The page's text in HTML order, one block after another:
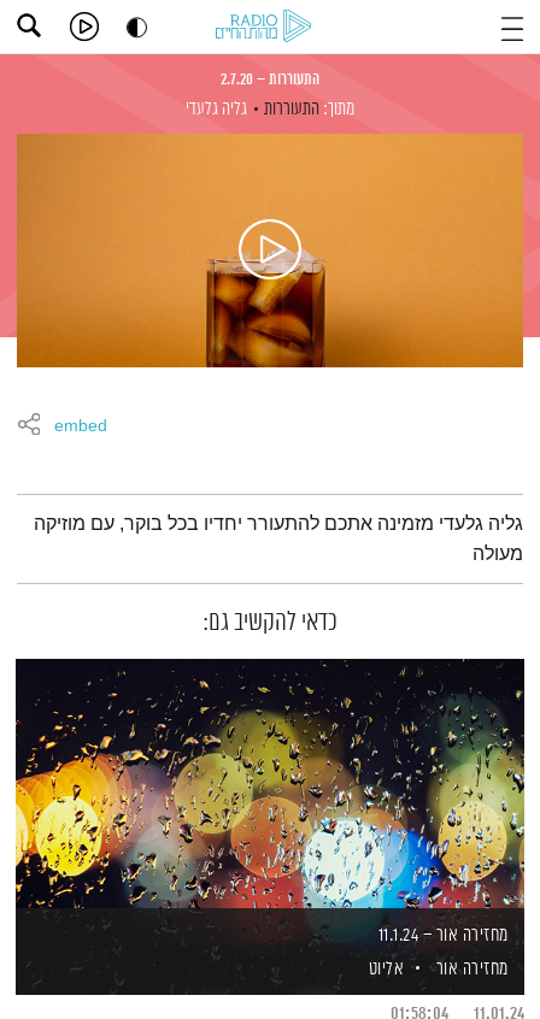
התעוררות – 2.7.20
מתוך: התעוררות גליה גלעדי
embed
תמצית הפודקאסט
גליה גלעדי מזמינה אתכם להתעורר יחדיו בכל בוקר, עם מוזיקה
מעולה
כדאי להקשיב גם:
מחזירה אור – 11.1.24
מחזירה אור
אליוט
11.01.24
01:58:04